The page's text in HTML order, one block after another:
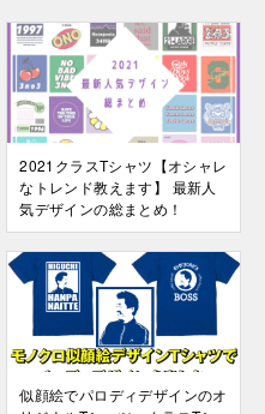
2021クラスTシャツ【オシャレ
なトレンド教えます】 最新人
気デザインの総まとめ！
似顔絵でパロディデザインのオ